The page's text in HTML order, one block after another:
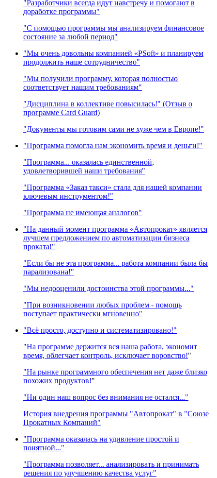
"Разработчики всегда идут навстречу и помогают в
доработке программы"
"С помощью программы мы анализируем финансовое
состояние за любой период"
"Мы очень довольны компанией «PSoft» и планируем
продолжить наше сотрудничество"
"Мы получили программу, которая полностью
соответствует нашим требованиям"
"Дисциплина в коллективе повысилась!" (Отзыв о
программе Card Guard)
"Документы мы готовим сами не хуже чем в Европе!"
"Программа помогла нам экономить время и деньги!"
"Программа... оказалась единственной,
удовлетворившей наши требования"
"Программа «Заказ такси» стала для нашей компании
ключевым инструментом!"
"Программа не имеющая аналогов"
"На данный момент программа «Автопрокат» является
лучшем предложением по автоматизации бизнеса
проката!"
"Если бы не эта программа... работа компании была бы
парализована!"
"Мы недооценили достоинства этой программы..."
"При возникновении любых проблем - помощь
поступает практически мгновенно"
"Всё просто, доступно и систематизировано!"
"На программе держится вся наша работа, экономит
время, облегчает контроль, исключает воровство!"
"На рынке программного обеспечения нет даже близко
похожих продуктов!"
"Ни один наш вопрос без внимания не остался..."
История внедрения программы "Автопрокат" в "Союзе
Прокатных Компаний"
"Программа оказалась на удивление простой и
понятной..."
"Программа позволяет... анализировать и принимать
решения по улучшению качества услуг"